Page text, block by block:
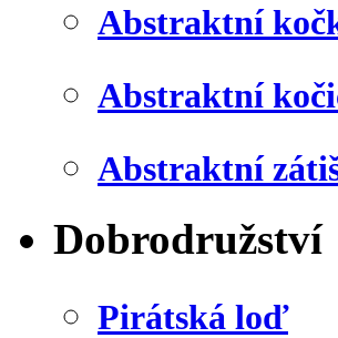
Abstraktní
Abstraktní
Abstraktní
Dobrodružství
Pirátská loď